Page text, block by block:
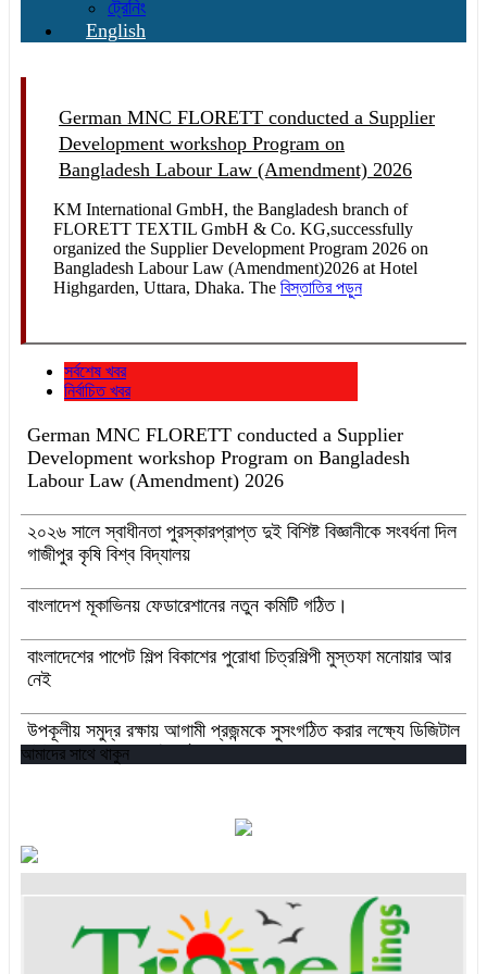
ট্রেনিং
English
German MNC FLORETT conducted a Supplier
Development workshop Program on
Bangladesh Labour Law (Amendment) 2026
KM International GmbH, the Bangladesh branch of
FLORETT TEXTIL GmbH & Co. KG,successfully
organized the Supplier Development Program 2026 on
Bangladesh Labour Law (Amendment)2026 at Hotel
Highgarden, Uttara, Dhaka. The বিস্তাতির পড়ুন
সর্বশেষ খবর
নির্বাচিত খবর
German MNC FLORETT conducted a Supplier
Development workshop Program on Bangladesh
Labour Law (Amendment) 2026
২০২৬ সালে স্বাধীনতা পুরস্কারপ্রাপ্ত দুই বিশিষ্ট বিজ্ঞানীকে সংবর্ধনা দিল
গাজীপুর কৃষি বিশ্ব বিদ্যালয়
বাংলাদেশ মূকাভিনয় ফেডারেশানের নতুন কমিটি গঠিত।
বাংলাদেশের পাপেট শিল্প বিকাশের পুরোধা চিত্রশিল্পী মুস্তফা মনোয়ার আর
নেই
উপকূলীয় সমুদ্র রক্ষায় আগামী প্রজন্মকে সুসংগঠিত করার লক্ষ্যে ডিজিটাল
‘ইউথ ফর ওশান’ প্ল্যাটফর্ম’-এর সুচনা
মেয়াদী চারটি সার্টিফিকেট কোর্সে ভর্তি শুরু হয়েছে।
আমাদের সাথে থাকুন